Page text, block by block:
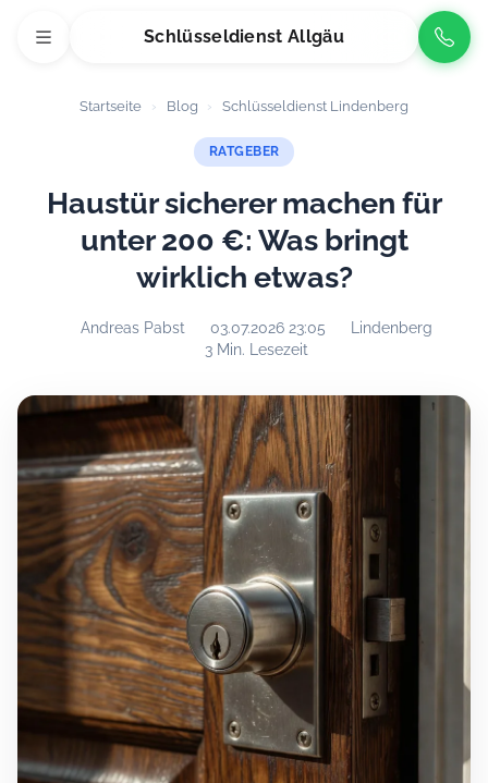
Schlüsseldienst Allgäu
Startseite › Blog › Schlüsseldienst Lindenberg
RATGEBER
Haustür sicherer machen für
unter 200 €: Was bringt
wirklich etwas?
Andreas Pabst 03.07.2026 23:05
Lindenberg
3 Min. Lesezeit